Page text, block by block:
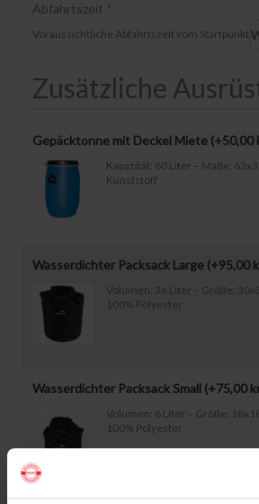
Abfahrtszeit *
Voraussichtliche Abfahrtszeit vom Startpunkt
Zusätzliche
Gepäcktonne mit Deckel Miete (+50,00
Kapazität: 60 Liter – Maße:
Kunststoff
Wasserdichter Packsack Large (+95,00
Volumen: 36 Liter – Größe:
100% Polyester
Wasserdichter Packsack Small (+75,00
Volumen: 6 Liter – Größe:
100% Polyester